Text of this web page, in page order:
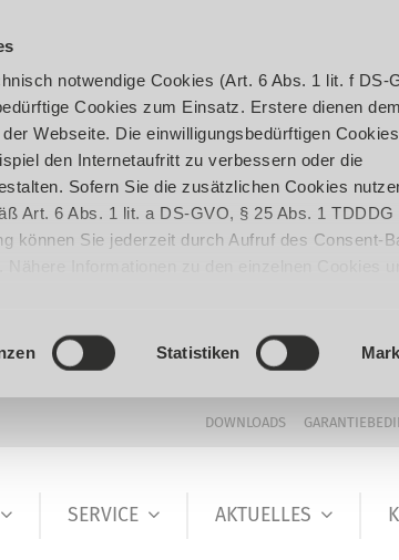
notwendige Cookies (Art. 6 Abs. 1 lit. f DS-
Cookies zum Einsatz. Erstere dienen dem
Webseite. Die einwilligungsbedürftigen
den Internetaufritt zu verbessern oder die
Sofern Sie die zusätzlichen Cookies
Art. 6 Abs. 1 lit. a DS-GVO, § 25 Abs. 1 TDDDG
können Sie jederzeit durch Aufruf des Consent-
Statistiken
DOWNLOADS
SERVICE AKTUELLES